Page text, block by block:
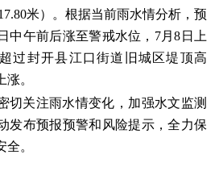
米）。根据当前雨水情分析，预
中午前后涨至警戒水位，7月8日上
过封开县江口街道旧城区堤顶高
。
切关注雨水情变化，加强水文监测
发布预报预警和风险提示，全力保
。